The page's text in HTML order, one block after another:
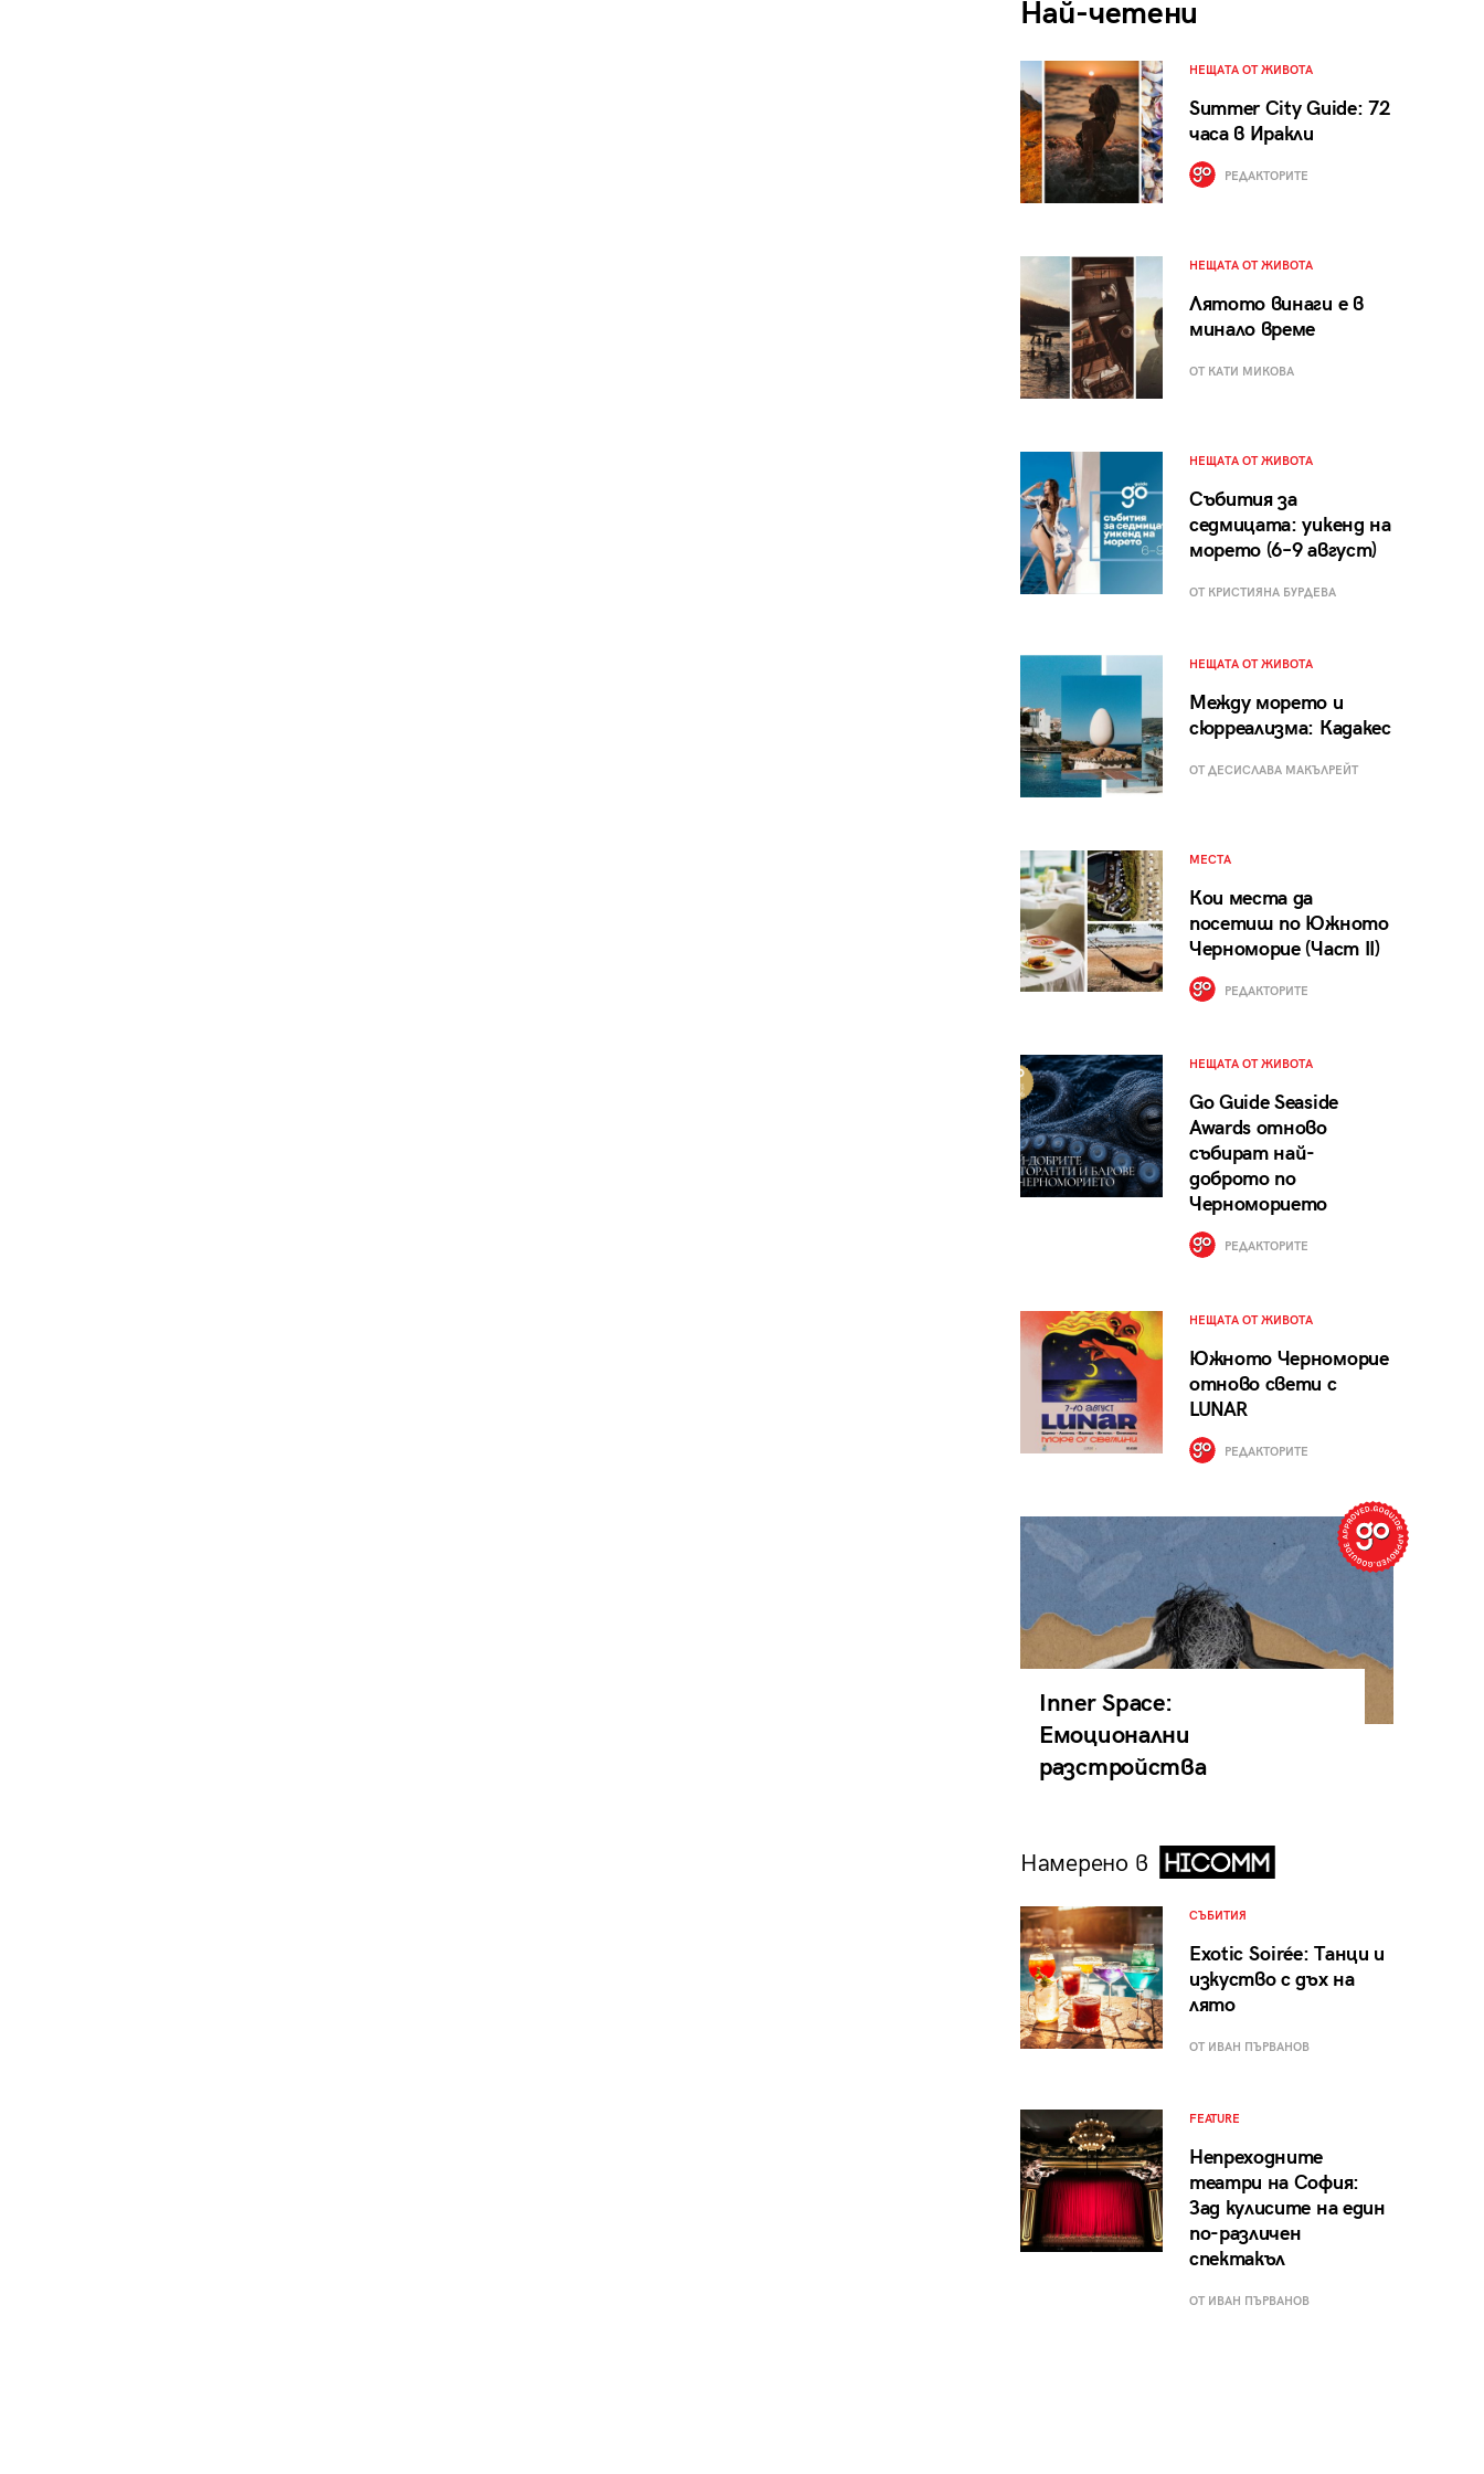
Най-четени
НЕЩАТА ОТ ЖИВОТА
Summer City Guide: 72
часа в Иракли
РЕДАКТОРИТЕ
НЕЩАТА ОТ ЖИВОТА
Лятото винаги е в
минало време
ОТ КАТИ МИКОВА
НЕЩАТА ОТ ЖИВОТА
Събития за
седмицата: уикенд на
морето (6–9 август)
ОТ КРИСТИЯНА БУРДЕВА
НЕЩАТА ОТ ЖИВОТА
Между морето и
сюрреализма: Кадакес
ОТ ДЕСИСЛАВА МАКЪЛРЕЙТ
МЕСТА
Кои места да
посетиш по Южното
Черноморие (Част II)
РЕДАКТОРИТЕ
НЕЩАТА ОТ ЖИВОТА
Go Guide Seaside
Awards отново
събират най-
доброто по
Черноморието
РЕДАКТОРИТЕ
НЕЩАТА ОТ ЖИВОТА
Южното Черноморие
отново свети с
LUNAR
РЕДАКТОРИТЕ
Inner Space:
Емоционални
разстройства
Намерено в
СЪБИТИЯ
Exotic Soirée: Танци и
изкуство с дъх на
лято
ОТ ИВАН ПЪРВАНОВ
FEATURE
Непреходните
театри на София:
Зад кулисите на един
по-различен
спектакъл
ОТ ИВАН ПЪРВАНОВ